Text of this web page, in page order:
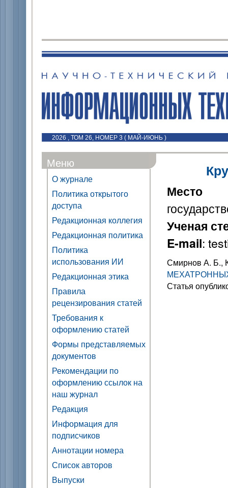
2026 , ТОМ 26, НОМЕР 3 ( МАЙ-ИЮНЬ )
Меню
О журнале
Политика открытого
доступа
Редакционная коллегия
Редакционная политика
Политика
использования ИИ
Редакционная этика
Правила
рецензирования статей
Требования к
оформлению статей
Формы представляемых
документов
Рекомендации по
оформлению ссылок на
наш журнал
Редакция
Информация для
подписчиков
Аннотации номера
Список авторов
Выпуски
Место
Ученая
E-mail:
Смирнов А. Б.,
Статья